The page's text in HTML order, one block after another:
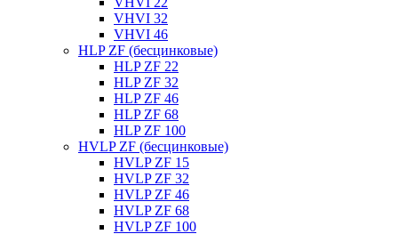
VHVI 32
VHVI 46
HLP ZF (бесцинковые)
HLP ZF 22
HLP ZF 32
HLP ZF 46
HLP ZF 68
HLP ZF 100
HVLP ZF (бесцинковые)
HVLP ZF 15
HVLP ZF 32
HVLP ZF 46
HVLP ZF 68
HVLP ZF 100